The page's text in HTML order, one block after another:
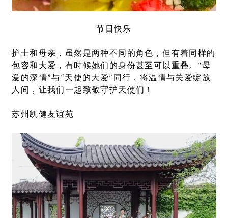
节日快乐
护士和母亲，虽然是两种不同的角色，但有着同样的
包容和大爱，有时候她们的身份甚至可以重叠。“母
爱的深情”与“天使的大爱”同行，将温情与关爱绽放
人间，让我们一起致敬守护天使们！
苏州凯健友谊苑